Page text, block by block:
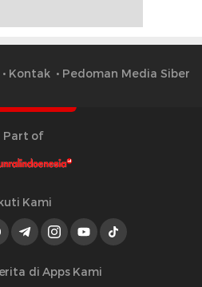
Kontak Pedoman Media Siber
Part of
Kami
di Apps Kami